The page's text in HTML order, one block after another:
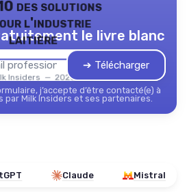
des solutions
l'industrie
laitière
Insiders — 2026
le livre blanc
➔ Télécharger
j’accepte d’être contacté(e) à
par Milk Insiders et ses partenaires.
Claude Mistral